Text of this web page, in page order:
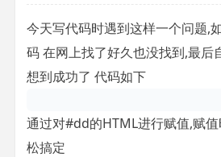
今天写代码时遇到这样一个问题,
码 在网上找了好久也没找到,最后
想到成功了 代码如下
通过对#dd的HTML进行赋值,赋
松搞定